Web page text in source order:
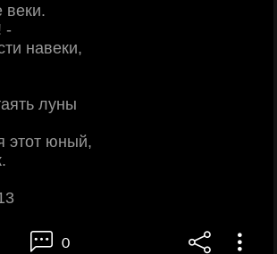
-
навеки,
луны
этот юный,
0